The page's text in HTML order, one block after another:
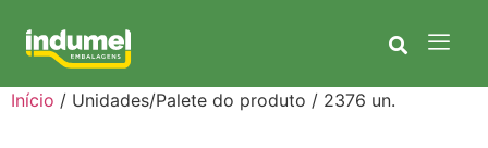
Início / Unidades/Palete do produto / 2376 un.